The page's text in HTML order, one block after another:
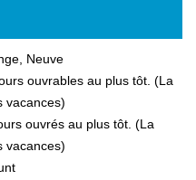
Neuve
ouvrables au plus tôt. (La
vacances)
ouvrés au plus tôt. (La
vacances)